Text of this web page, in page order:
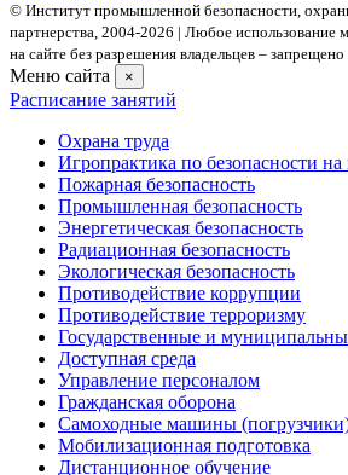
© Институт промышленной безопасности,
партнерства, 2004- 2026 | Любое использование
на сайте без разрешения владельцев –
Меню сайта ×
Расписание занятий
Охрана труда
Игропрактика по безопасности на
Пожарная безопасность
Промышленная безопасность
Энергетическая безопасность
Радиационная безопасность
Экологическая безопасность
Противодействие коррупции
Противодействие терроризму
Государственные и
Доступная среда
Управление персоналом
Гражданская оборона
Самоходные машины
Мобилизационная подготовка
Дистанционное обучение